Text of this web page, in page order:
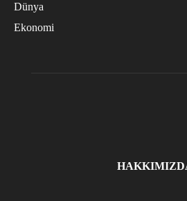
Dünya
Ekonomi